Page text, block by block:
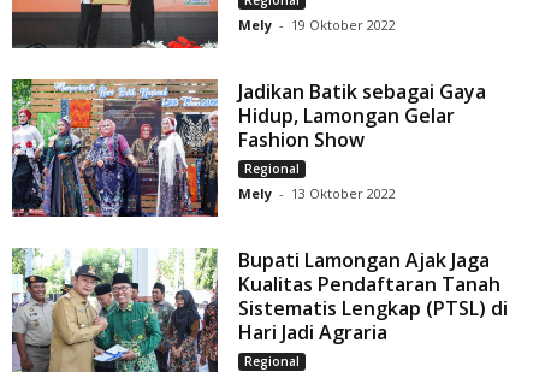
Mely - 19 Oktober 2022
Jadikan Batik sebagai Gaya
Hidup, Lamongan Gelar
Fashion Show
Regional
Mely - 13 Oktober 2022
Bupati Lamongan Ajak Jaga
Kualitas Pendaftaran Tanah
Sistematis Lengkap (PTSL) di
Hari Jadi Agraria
Regional